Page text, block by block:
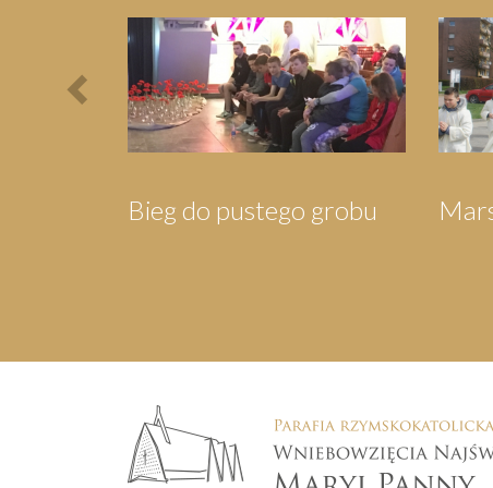
Mieszkańców Orszak Trzech Króli
Previous